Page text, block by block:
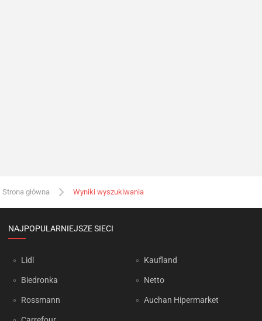
Strona główna Wyniki wyszukiwania
NAJPOPULARNIEJSZE SIECI
Lidl
Biedronka
Rossmann
Kaufland
Netto
Auchan Hipermarket